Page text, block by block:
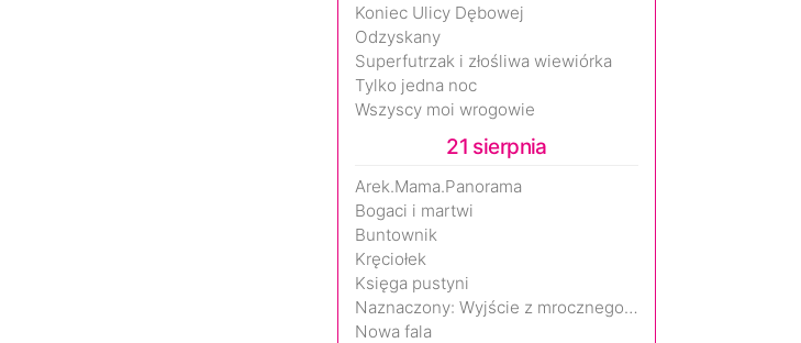
Koniec Ulicy Dębowej
Odzyskany
Superfutrzak i złośliwa wiewiórka
Tylko jedna noc
Wszyscy moi wrogowie
21 sierpnia
Arek.Mama.Panorama
Bogaci i martwi
Buntownik
Kręciołek
Księga pustyni
Naznaczony: Wyjście z mrocznego wymiaru
Nowa fala